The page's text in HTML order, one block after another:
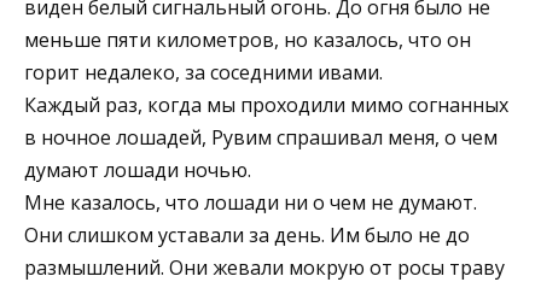
виден белый сигнальный огонь. До огня было не
меньше пяти километров, но казалось, что он
горит недалеко, за соседними ивами.
Каждый раз, когда мы проходили мимо согнанных
в ночное лошадей, Рувим спрашивал меня, о чем
думают лошади ночью.
Мне казалось, что лошади ни о чем не думают.
Они слишком уставали за день. Им было не до
размышлений. Они жевали мокрую от росы траву